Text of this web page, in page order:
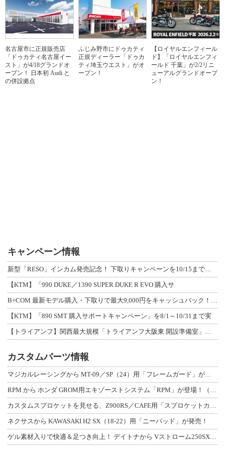
名古屋市に正規販売店
「ドゥカティ名古屋イー
スト」が4/18グランドオ
ープン！ 日本初 Audi と
の併設拠点
ふじみ野市にドゥカティ
正規ディーラー「ドゥカ
ティ埼玉ウエスト」がオ
ープン！
【ロイヤルエンフィール
ド】「ロイヤルエンフィ
ールド 千葉」が2/2リニ
ューアルグランドオープ
ン！
キャンペーン情報
新型「RESO」インカム発売記念！ 下取りキャンペーンを10/15まで延長して開
【KTM】「990 DUKE／1390 SUPER DUKE R EVO 購入サ
B+COM 最新モデル購入・下取りで最大9,000円をキャッシュバック！「B+F
【KTM】「890 SMT 購入サポートキャンペーン」を8/1～10/31まで実
【トライアンフ】関西最大規模「トライアンフ大阪東 開設準備室」がオープン！ 限定
カスタムパーツ情報
マジカルレーシングから MT-09／SP（24）用「フレームガード」が登場！
RPM から ホンダ GROM用エキゾーストシステム「RPM」が登場！（動画あり
カスタムスプロケットを見せる、Z900RS／CAFE用「スプロケットカバーフルキ
ネクサスから KAWASAKI H2 SX（18-22）用「ニーパッド」が発売！
ゲル素材入りで快適＆足つき向上！ デイトナから Vストローム250SX用「快適ロ